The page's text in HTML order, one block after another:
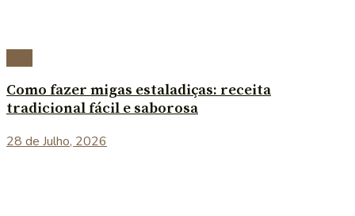
Como fazer migas estaladiças: receita
tradicional fácil e saborosa
28 de Julho, 2026